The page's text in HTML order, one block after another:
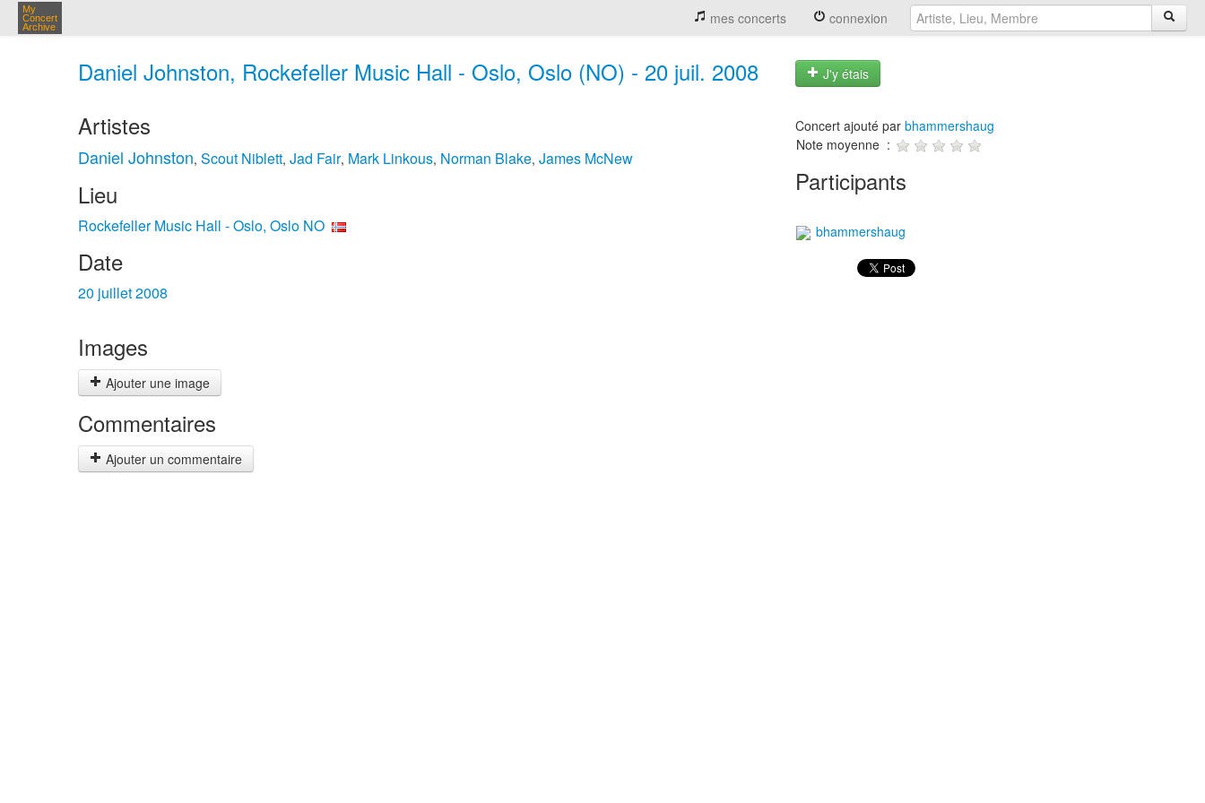
My
Concert
Archive
mes concerts connexion
Daniel Johnston, Rockefeller Music Hall - Oslo, Oslo (NO) - 20 juil. 2008 J'y étais
Artistes
Daniel Johnston, Scout Niblett, Jad Fair, Mark Linkous, Norman Blake, James McNew
Lieu
Rockefeller Music Hall - Oslo, Oslo NO
Date
20 juillet 2008
Images
Ajouter une image
Commentaires
Ajouter un commentaire
Concert ajouté par bhammershaug
Note moyenne :
Participants
bhammershaug